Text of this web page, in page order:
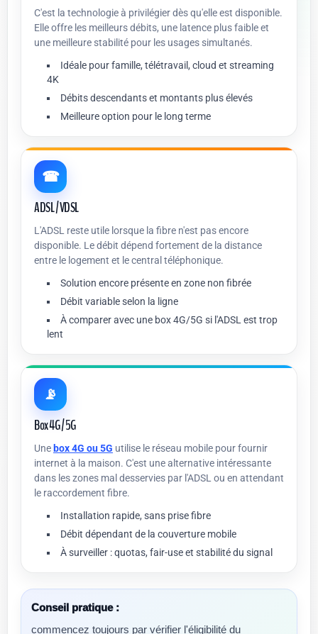
C'est la technologie à privilégier dès qu'elle est disponible.
Elle offre les meilleurs débits, une latence plus faible et
une meilleure stabilité pour les usages simultanés.
Idéale pour famille, télétravail, cloud et streaming
4K
Débits descendants et montants plus élevés
Meilleure option pour le long terme
☎
ADSL / VDSL
L'ADSL reste utile lorsque la fibre n'est pas encore
disponible. Le débit dépend fortement de la distance
entre le logement et le central téléphonique.
Solution encore présente en zone non fibrée
Débit variable selon la ligne
À comparer avec une box 4G/5G si l'ADSL est trop
lent
📡
Box 4G / 5G
Une box 4G ou 5G utilise le réseau mobile pour fournir
internet à la maison. C'est une alternative intéressante
dans les zones mal desservies par l'ADSL ou en attendant
le raccordement fibre.
Installation rapide, sans prise fibre
Débit dépendant de la couverture mobile
À surveiller : quotas, fair-use et stabilité du signal
Conseil pratique :
commencez toujours par vérifier l'éligibilité du